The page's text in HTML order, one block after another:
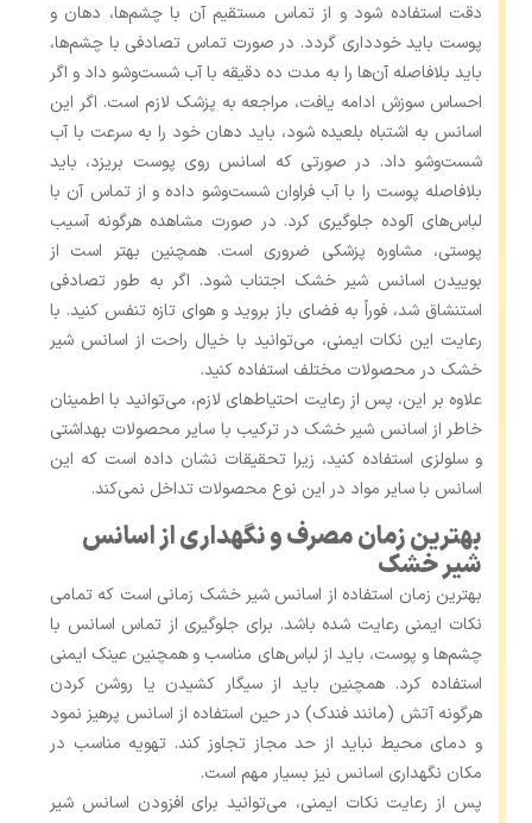
دقت استفاده شود و از تماس مستقیم آن با چشم‌ها، دهان و
پوست باید خودداری گردد. در صورت تماس تصادفی با چشم‌ها،
باید بلافاصله آن‌ها را به مدت ده دقیقه با آب شست‌وشو داد و اگر
احساس سوزش ادامه یافت، مراجعه به پزشک لازم است. اگر این
اسانس به اشتباه بلعیده شود، باید دهان خود را به سرعت با آب
شست‌وشو داد. در صورتی که اسانس روی پوست بریزد، باید
بلافاصله پوست را با آب فراوان شست‌وشو داده و از تماس آن با
لباس‌های آلوده جلوگیری کرد. در صورت مشاهده هرگونه آسیب
پوستی، مشاوره پزشکی ضروری است. همچنین بهتر است از
بوییدن اسانس شیر خشک اجتناب شود. اگر به طور تصادفی
استنشاق شد، فوراً به فضای باز بروید و هوای تازه تنفس کنید. با
رعایت این نکات ایمنی، می‌توانید با خیال راحت از اسانس شیر
خشک در محصولات مختلف استفاده کنید.
علاوه بر این، پس از رعایت احتیاط‌های لازم، می‌توانید با اطمینان
خاطر از اسانس شیر خشک در ترکیب با سایر محصولات بهداشتی
و سلولزی استفاده کنید، زیرا تحقیقات نشان داده است که این
اسانس با سایر مواد در این نوع محصولات تداخل نمی‌کند.
بهترین زمان مصرف و نگهداری از اسانس
شیر خشک
بهترین زمان استفاده از اسانس شیر خشک زمانی است که تمامی
نکات ایمنی رعایت شده باشد. برای جلوگیری از تماس اسانس با
چشم‌ها و پوست، باید از لباس‌های مناسب و همچنین عینک ایمنی
استفاده کرد. همچنین باید از سیگار کشیدن یا روشن کردن
هرگونه آتش (مانند فندک) در حین استفاده از اسانس پرهیز نمود
و دمای محیط نباید از حد مجاز تجاوز کند. تهویه مناسب در
مکان نگهداری اسانس نیز بسیار مهم است.
پس از رعایت نکات ایمنی، می‌توانید برای افزودن اسانس شیر